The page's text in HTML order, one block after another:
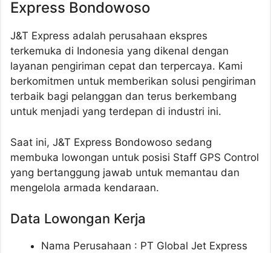
Express Bondowoso
J&T Express adalah perusahaan ekspres
terkemuka di Indonesia yang dikenal dengan
layanan pengiriman cepat dan terpercaya. Kami
berkomitmen untuk memberikan solusi pengiriman
terbaik bagi pelanggan dan terus berkembang
untuk menjadi yang terdepan di industri ini.
Saat ini, J&T Express Bondowoso sedang
membuka lowongan untuk posisi Staff GPS Control
yang bertanggung jawab untuk memantau dan
mengelola armada kendaraan.
Data Lowongan Kerja
Nama Perusahaan : PT Global Jet Express